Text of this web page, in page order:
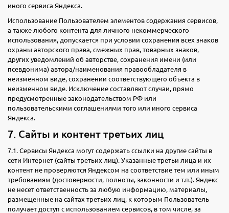
иного сервиса Яндекса.
Использование Пользователем элементов содержания сервисов,
а также любого контента для личного некоммерческого
использования, допускается при условии сохранения всех знаков
охраны авторского права, смежных прав, товарных знаков,
других уведомлений об авторстве, сохранения имени (или
псевдонима) автора/наименования правообладателя в
неизменном виде, сохранении соответствующего объекта в
неизменном виде. Исключение составляют случаи, прямо
предусмотренные законодательством РФ или
пользовательскими соглашениями того или иного сервиса
Яндекса.
7. Сайты и контент третьих лиц
7.1. Сервисы Яндекса могут содержать ссылки на другие сайты в
сети Интернет (сайты третьих лиц). Указанные третьи лица и их
контент не проверяются Яндексом на соответствие тем или иным
требованиям (достоверности, полноты, законности и т.п.). Яндекс
не несет ответственность за любую информацию, материалы,
размещенные на сайтах третьих лиц, к которым Пользователь
получает доступ с использованием сервисов, в том числе, за